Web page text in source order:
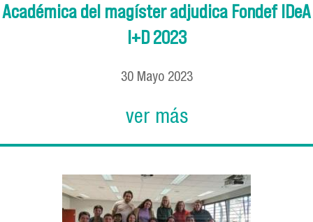
Académica del magíster adjudica Fondef IDeA
I+D 2023
30 Mayo 2023
ver más